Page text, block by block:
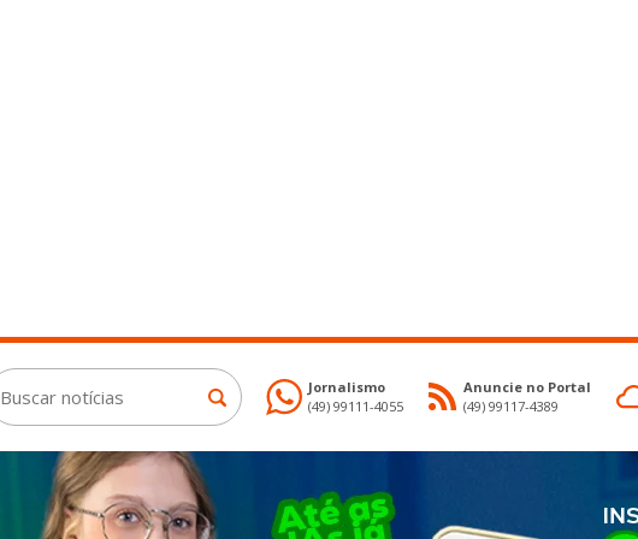
Jornalismo
(49) 99111-4055
Anuncie no Portal
(49) 99117-4389